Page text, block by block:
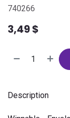
740266
3,49$
Description